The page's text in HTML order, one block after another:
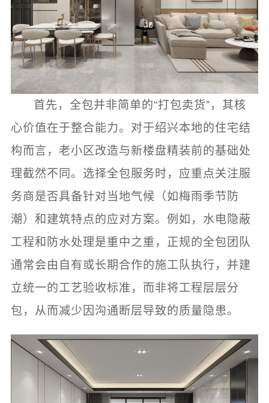
首先，全包并非简单的“打包卖货”，其核
心价值在于整合能力。对于绍兴本地的住宅结
构而言，老小区改造与新楼盘精装前的基础处
理截然不同。选择全包服务时，应重点关注服
务商是否具备针对当地气候（如梅雨季节防
潮）和建筑特点的应对方案。例如，水电隐蔽
工程和防水处理是重中之重，正规的全包团队
通常会由自有或长期合作的施工队执行，并建
立统一的工艺验收标准，而非将工程层层分
包，从而减少因沟通断层导致的质量隐患。